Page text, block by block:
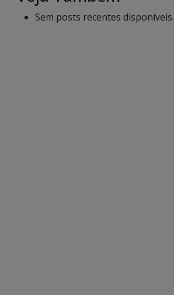
Sem posts recentes disponíveis.